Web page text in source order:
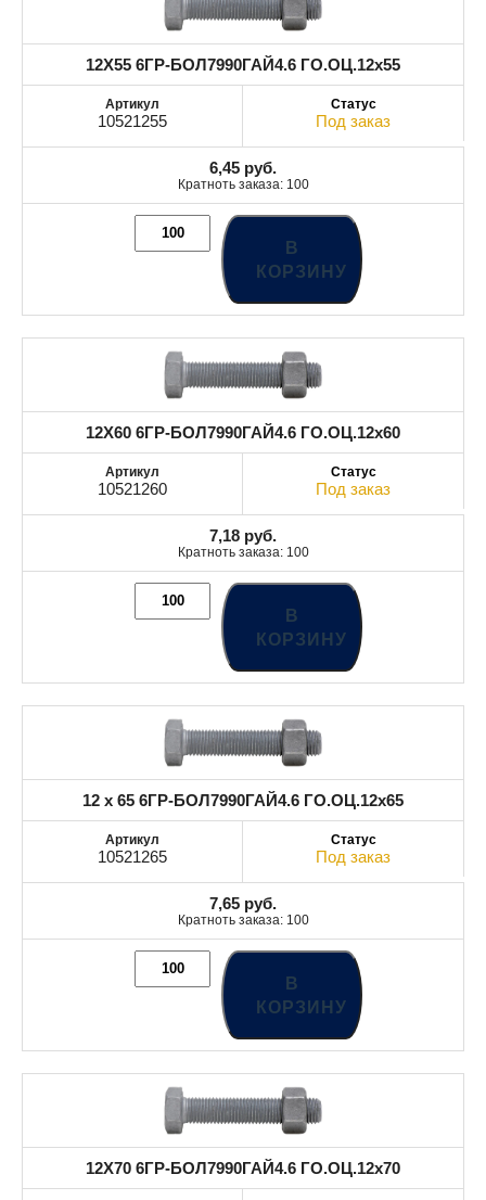
12X55 6ГР-БОЛ7990ГАЙ4.6 ГО.ОЦ.12x55
10521255 Под заказ
6,45 руб.
Кратноть заказа: 100
В
КОРЗИНУ
12X60 6ГР-БОЛ7990ГАЙ4.6 ГО.ОЦ.12x60
10521260 Под заказ
7,18 руб.
Кратноть заказа: 100
В
КОРЗИНУ
12 x 65 6ГР-БОЛ7990ГАЙ4.6 ГО.ОЦ.12x65
10521265 Под заказ
7,65 руб.
Кратноть заказа: 100
В
КОРЗИНУ
12X70 6ГР-БОЛ7990ГАЙ4.6 ГО.ОЦ.12x70